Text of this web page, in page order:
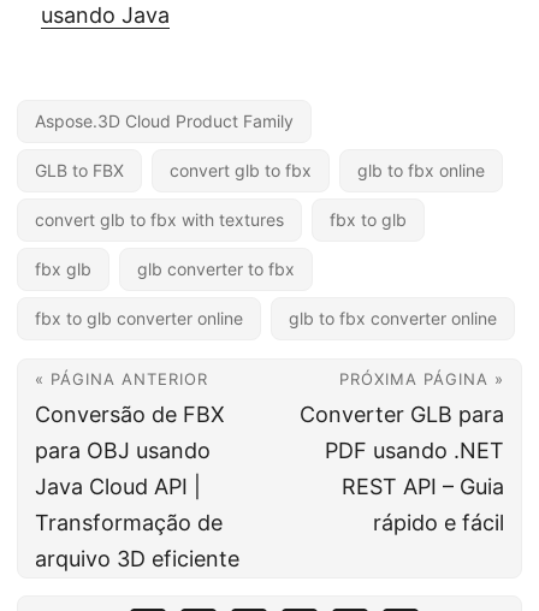
usando Java
Aspose.3D Cloud Product Family
GLB to FBX convert glb to fbx glb to fbx online
convert glb to fbx with textures fbx to glb
fbx glb glb converter to fbx
fbx to glb converter online glb to fbx converter online
« PÁGINA ANTERIOR
Conversão de FBX
para OBJ usando
Java Cloud API |
Transformação de
arquivo 3D eficiente
PRÓXIMA PÁGINA »
Converter GLB para
PDF usando .NET
REST API – Guia
rápido e fácil